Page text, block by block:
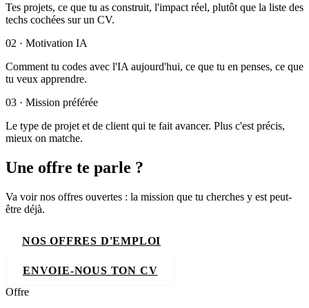
Tes projets, ce que tu as construit, l'impact réel, plutôt que la liste des
techs cochées sur un CV.
02 · Motivation IA
Comment tu codes avec l'IA aujourd'hui, ce que tu en penses, ce que
tu veux apprendre.
03 · Mission préférée
Le type de projet et de client qui te fait avancer. Plus c'est précis,
mieux on matche.
Une offre te parle ?
Va voir nos offres ouvertes : la mission que tu cherches y est peut-
être déjà.
NOS OFFRES D'EMPLOI
ENVOIE-NOUS TON CV
Offre